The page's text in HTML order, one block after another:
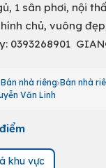
1 sân phơi, nội
chủ, vuông
0393268901
Bán nhà riêng Bán nhà
Văn Linh
khu vực